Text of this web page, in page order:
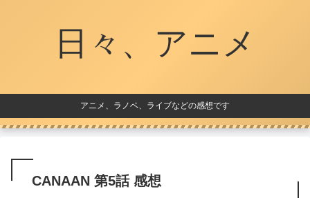
日々、アニメ
アニメ、ラノベ、ライブなどの感想です
CANAAN 第5話 感想